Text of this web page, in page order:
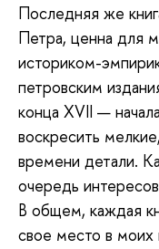
Последняя же
Петра, ценна для
историком-
петровским
конца XVII —
воскресить
времени детали.
очередь
В общем, каждая
свое место в моих